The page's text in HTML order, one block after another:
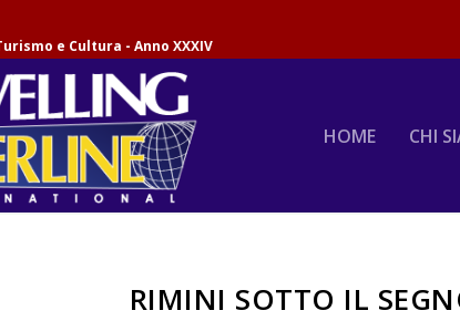
e Cultura - Anno XXXIV
HOME CHI
RIMINI SOTTO IL